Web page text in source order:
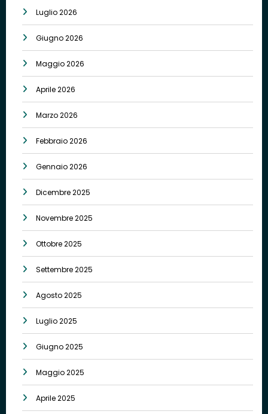
Luglio 2026
Giugno 2026
Maggio 2026
Aprile 2026
Marzo 2026
Febbraio 2026
Gennaio 2026
Dicembre 2025
Novembre 2025
Ottobre 2025
Settembre 2025
Agosto 2025
Luglio 2025
Giugno 2025
Maggio 2025
Aprile 2025